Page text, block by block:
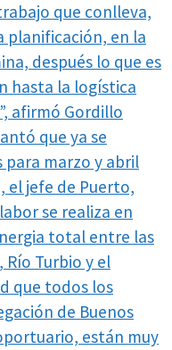
que conlleva,
planificación, en la
después lo que es
hasta la logística
afirmó Gordillo
que ya se
para marzo y abril
el jefe de Puerto,
se realiza en
total entre las
Río Turbio y el
que todos los
de Buenos
están muy